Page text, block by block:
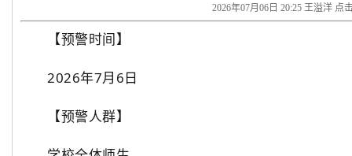
2026年07月06日 20:25 王溢洋 点
【预警时间】
2026年7月6日
【预警人群】